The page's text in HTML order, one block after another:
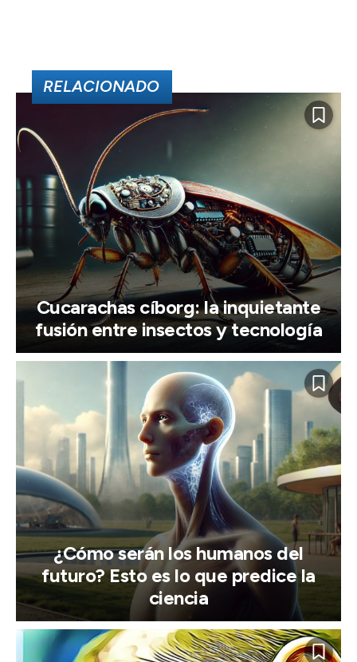
RELACIONADO
Cucarachas cíborg: la inquietante
fusión entre insectos y tecnología
¿Cómo serán los humanos del
futuro? Esto es lo que predice la
ciencia